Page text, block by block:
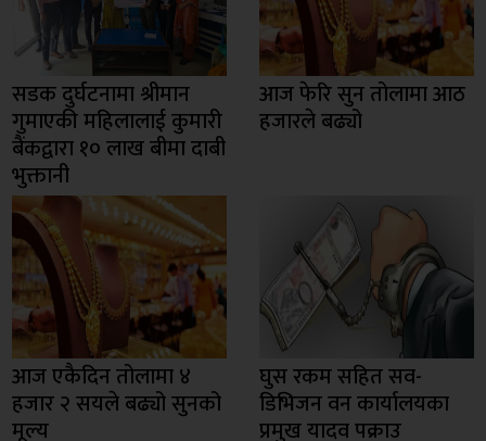
सडक दुर्घटनामा श्रीमान
गुमाएकी महिलालाई कुमारी
बैंकद्वारा १० लाख बीमा दाबी
भुक्तानी
आज फेरि सुन तोलामा आठ
हजारले बढ्यो
आज एकैदिन तोलामा ४
हजार २ सयले बढ्यो सुनको
मूल्य
घुस रकम सहित सव-
डिभिजन वन कार्यालयका
प्रमुख यादव पक्राउ